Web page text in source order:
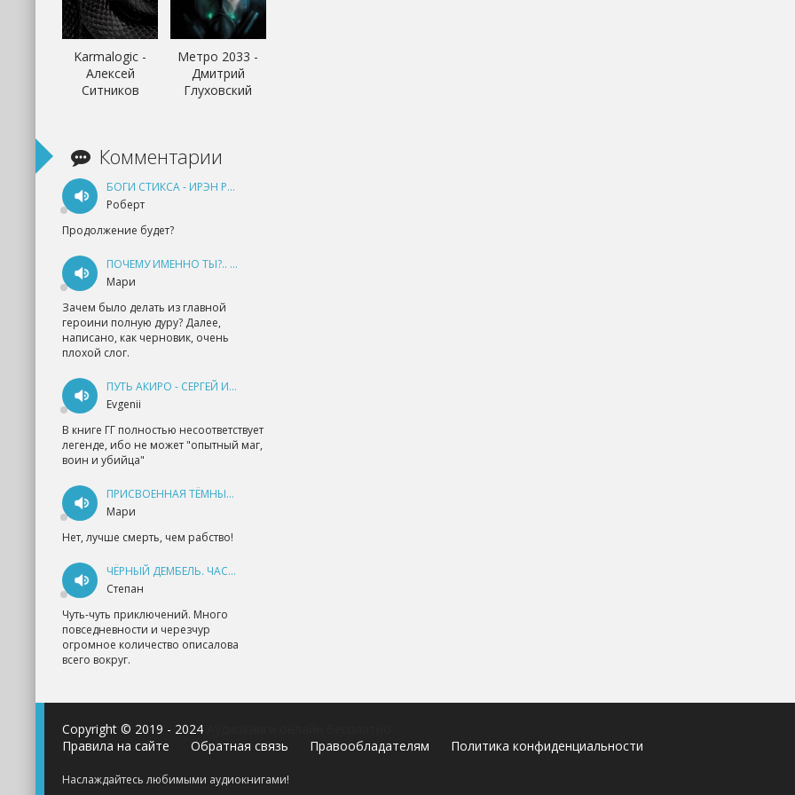
Karmalogic -
Алексей
Ситников
Метро 2033 -
Дмитрий
Глуховский
Комментарии
БОГИ СТИКСА - ИРЭН РУДКЕВИЧ
Роберт
Продолжение будет?
ПОЧЕМУ ИМЕННО ТЫ?.. КНИГА 1 - ЕКАТЕРИНА ЮДИНА
Мари
Зачем было делать из главной
героини полную дуру? Далее,
написано, как черновик, очень
плохой слог.
ПУТЬ АКИРО - СЕРГЕЙ ИЗМАЙЛОВ
Evgenii
В книге ГГ полностью несоответствует
легенде, ибо не может "опытный маг,
воин и убийца"
ПРИСВОЕННАЯ ТЁМНЫМ. ПРОКЛЯТАЯ ЛЮБОВЬ - АННА ГЕРР
Мари
Нет, лучше смерть, чем рабство!
ЧЁРНЫЙ ДЕМБЕЛЬ. ЧАСТЬ 1 - АНДРЕЙ ФЕДИН
Степан
Чуть-чуть приключений. Много
повседневности и черезчур
огромное количество описалова
всего вокруг.
Copyright © 2019 - 2024
Правила на сайте
Обратная связь Правообладателям Политика конфиденциальности
Наслаждайтесь любимыми аудиокнигами!